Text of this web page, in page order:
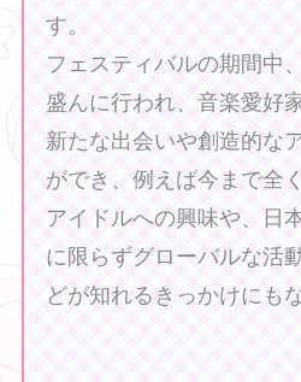
す。
フェスティバルの期間中
盛んに行われ、音楽愛好
新たな出会いや創造的な
ができ、例えば今まで全
アイドルへの興味や、日
に限らずグローバルな活
どが知れるきっかけにも